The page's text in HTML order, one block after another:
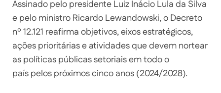
Assinado pelo presidente Luiz Inácio Lula da Silva
e pelo ministro Ricardo Lewandowski, o Decreto
nº 12.121 reafirma objetivos, eixos estratégicos,
ações prioritárias e atividades que devem nortear
as políticas públicas setoriais em todo o
país pelos próximos cinco anos (2024/2028).